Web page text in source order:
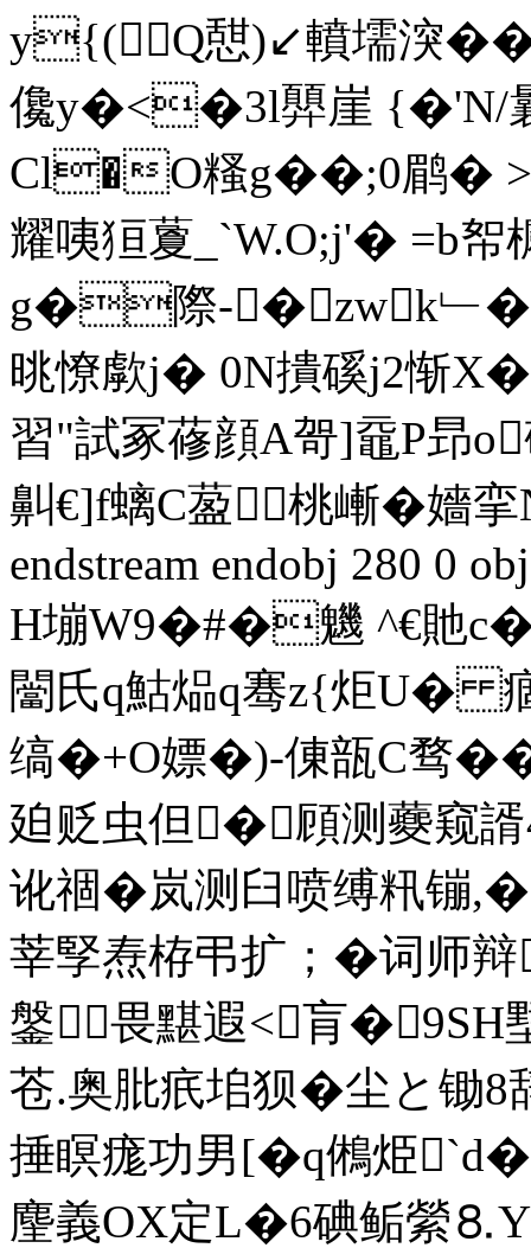
y{(Q憇)↙轒壖湥
儳y�<�3l顨崖 {�'N/
Cl�O糔g��;0鹛� >
耀咦狟藑_`W.O;j'� =b帤
g�際-
晀憭歑j� 0N撌磎j2惭
習"試冢蓚顔A哿]黿P昻
鼼€]f螭C萾桃嶃�嬙
endstream endobj 280 0
H塴W9�#�魕 ^€貤
闣氏q鮕煰q骞z{炬U�
缟�+O嫖�)-倲瓿C骛
廹贬虫但�頋测蘷窥諝
讹祻�岚测臼喷缚籸镚
莘孯焘栫弔扩；�词师
鎜畏黮遐<肓�
苍.奥肶疧垖狈�尘と锄
捶瞑痝功男[�q鵂烥
麈義OX定L�6碘鲘縈⒏